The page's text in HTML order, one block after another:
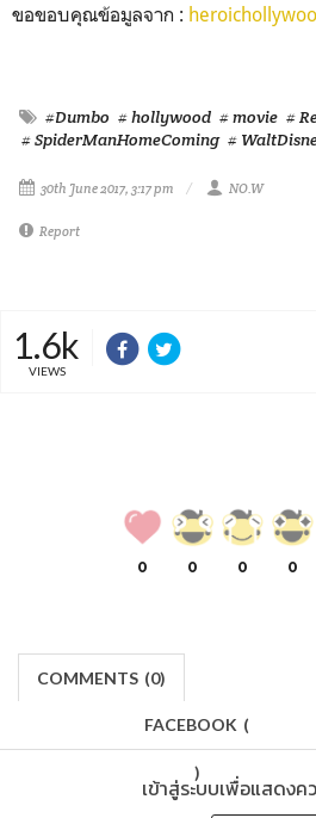
ขอขอบคุณข้อมูลจาก :
#Dumbo # hollywood # movie #
# SpiderManHomeComing #
30th June 2017, 3:17 pm NO.W
Report
1.6k
VIEWS
0 0 0 0
COMMENTS (0)
FACEBOOK (
)
เข้าสู่ระบบเพื่อแสดงค